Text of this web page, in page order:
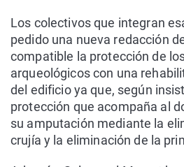
Los colectivos que integran
pedido una nueva redacción
compatible la protección de
arqueológicos con una
del edificio ya que, según
protección que acompaña al
su amputación mediante la
crujía y la eliminación de la